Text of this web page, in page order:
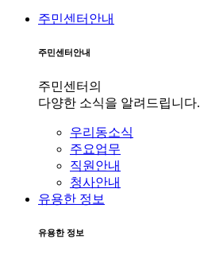
주민센터안내
주민센터안내
주민센터의
다양한 소식을 알려드립니다.
우리동소식
주요업무
직원안내
청사안내
유용한 정보
유용한 정보